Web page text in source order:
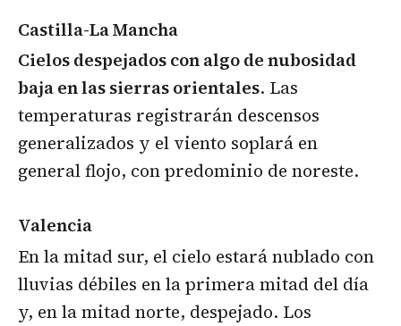
Castilla-La Mancha
Cielos despejados con algo de nubosidad
baja en las sierras orientales. Las
temperaturas registrarán descensos
generalizados y el viento soplará en
general flojo, con predominio de noreste.
Valencia
En la mitad sur, el cielo estará nublado con
lluvias débiles en la primera mitad del día
y, en la mitad norte, despejado. Los